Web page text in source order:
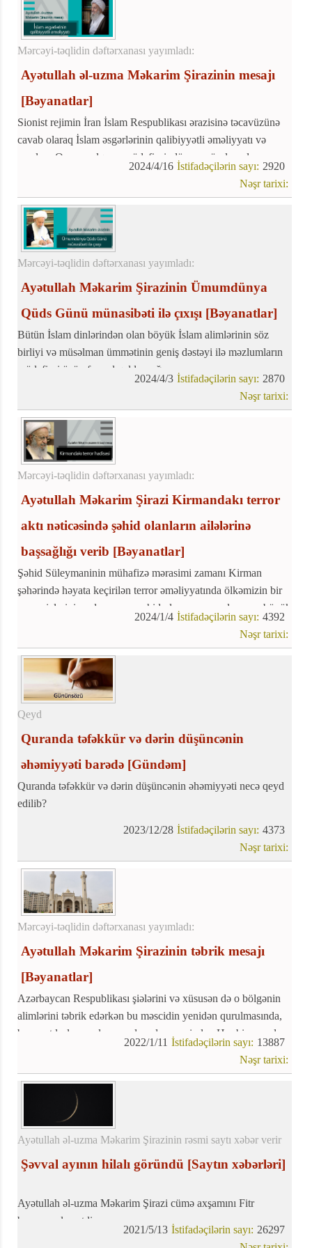
Mərcəyi-təqlidin dəftərxanası yayımladı:
Ayətullah əl-uzma Məkarim Şirazinin mesajı
[Bəyanatlar]
Sionist rejimin İran İslam Respublikası ərazisinə təcavüzünə
cavab olaraq İslam əsgərlərinin qalibiyyətli əməliyyatı və
məzlum Qəzzə xalqının müdafiəsi, dünya müsəlmanlarının
qürur, şərəf və məmnunluq mənbəyinə çevrildi.
2920
İstifadəçilərin sayı:
2024/4/16
Nəşr tarixi:
Mərcəyi-təqlidin dəftərxanası yayımladı:
Ayətullah Məkarim Şirazinin Ümumdünya
Qüds Günü münasibəti ilə çıxışı [Bəyanatlar]
Bütün İslam dinlərindən olan böyük İslam alimlərinin söz
birliyi və müsəlman ümmətinin geniş dəstəyi ilə məzlumların
müdafiəsi üçün fəryad qaldırmağı
2870
İstifadəçilərin sayı:
2024/4/3
Nəşr tarixi:
Mərcəyi-təqlidin dəftərxanası yayımladı:
Ayətullah Məkarim Şirazi Kirmandakı terror
aktı nəticəsində şəhid olanların ailələrinə
başsağlığı verib [Bəyanatlar]
Şəhid Süleymaninin mühafizə mərasimi zamanı Kirman
şəhərində həyata keçirilən terror əməliyyatında ölkəmizin bir
çox əzizlərinin zalımcasına şəhid olması və yaralanması böyük
4392
İstifadəçilərin sayı:
2024/1/4
Nəşr tarixi:
Qeyd
Quranda təfəkkür və dərin düşüncənin
əhəmiyyəti barədə [Gündəm]
Quranda təfəkkür və dərin düşüncənin əhəmiyyəti necə qeyd
edilib?
4373
İstifadəçilərin sayı:
2023/12/28
Nəşr tarixi:
Mərcəyi-təqlidin dəftərxanası yayımladı:
Ayətullah Məkarim Şirazinin təbrik mesajı
[Bəyanatlar]
Azərbaycan Respublikası şiələrini və xüsusən də o bölgənin
alimlərini təbrik edərkən bu məscidin yenidən qurulmasında,
başa çatdırılmasında və açılışında əməyi olan Hər bir məsul
13887
İstifadəçilərin sayı:
2022/1/11
Nəşr tarixi:
Ayətullah əl-uzma Məkarim Şirazinin rəsmi saytı xəbər verir
Şəvval ayının hilalı göründü [Saytın xəbərləri]
Ayətullah əl-uzma Məkarim Şirazi cümə axşamını Fitr
bayramı elan etdi.
Ayətullah Məkarim Şirazi yanında şəvval ayının hilalının
26297
İstifadəçilərin sayı:
2021/5/13